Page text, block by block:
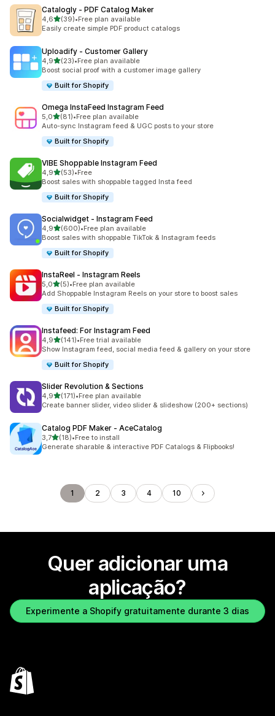
Catalogly ‑ PDF Catalog Maker
4,6de 5 estrelas
(39)
39 total de avaliações
•Free plan available
Easily create simple PDF product catalogs
Uploadify ‑ Customer Gallery
4,9de 5 estrelas
(23)
23 total de avaliações
•Free plan available
Boost social proof with a customer image gallery
Built for Shopify
Omega InstaFeed Instagram Feed
5,0de 5 estrelas
(81)
81 total de avaliações
•Free plan available
Auto-sync Instagram feed & UGC posts to your store
Built for Shopify
VIBE Shoppable Instagram Feed
4,9de 5 estrelas
(53)
53 total de avaliações
•Free
Boost sales with shoppable tagged Insta feed
Built for Shopify
Socialwidget ‑ Instagram Feed
4,9de 5 estrelas
(600)
600 total de avaliações
•Free plan available
Boost sales with shoppable TikTok & Instagram feeds
Built for Shopify
InstaReel ‑ Instagram Reels
5,0de 5 estrelas
(5)
5 total de avaliações
•Free plan available
Add Shoppable Instagram Reels on your store to boost sales
Built for Shopify
Instafeed: For Instagram Feed
4,9de 5 estrelas
(141)
141 total de avaliações
•Free trial available
Show Instagram feed, social media feed & gallery on your store
Built for Shopify
Slider Revolution & Sections
4,9de 5 estrelas
(171)
171 total de avaliações
•Free plan available
Create banner slider, video slider & slideshow (200+ sections)
Catalog PDF Maker ‑ AceCatalog
3,7de 5 estrelas
(18)
18 total de avaliações
•Free to install
Generate sharable & interactive PDF Catalogs & Flipbooks!
1 2 3 4 10
Quer adicionar uma
aplicação?
Experimente a Shopify gratuitamente durante 3 dias